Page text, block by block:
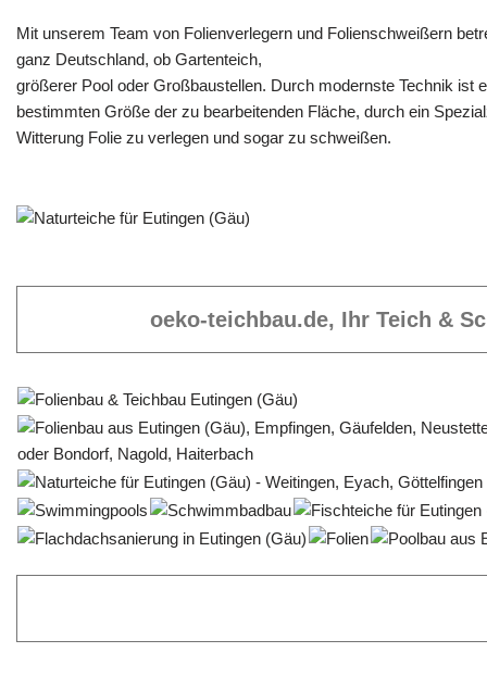
Mit unserem Team von Folienverlegern und Folien­schweißern
ganz Deutschland, ob Gartenteich,
größerer Pool oder Großbaustellen. Durch modernste Technik ist
bestimmten Größe der zu bearbeitenden Fläche, durch ein
Witterung Folie zu verlegen und sogar zu schweißen.
oeko-teichbau.de, Ihr Teich &